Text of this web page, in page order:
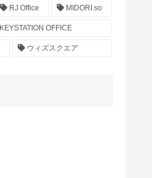
RJ Office MIDORI.so
KEYSTATION OFFICE
ウィズスクエア